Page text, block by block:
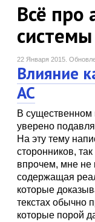
Всё про
системы
22 Января 2015.
Влияние
АС
В существенном
уверено
На эту тему
сторонников,
впрочем, мне не
содержащая
которые
текстах обычно
которые порой